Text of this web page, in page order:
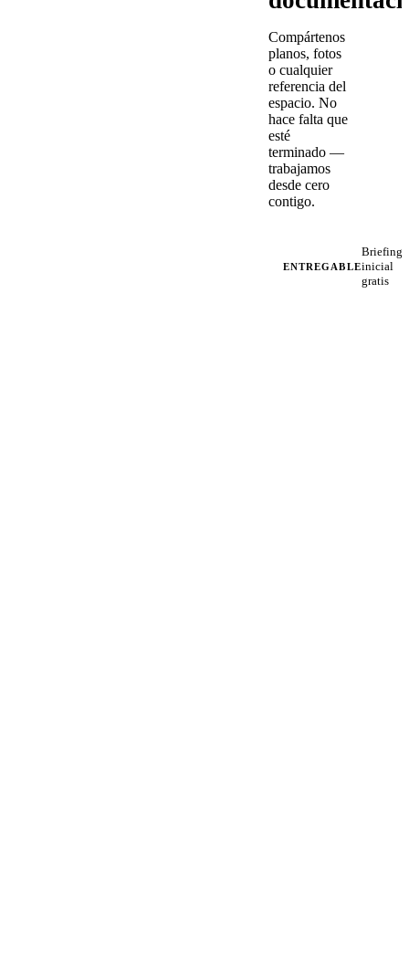
Compártenos
planos, fotos
o cualquier
referencia del
espacio. No
hace falta que
esté
terminado —
trabajamos
desde cero
contigo.
ENTREGABLE
Briefing
inicial
gratis